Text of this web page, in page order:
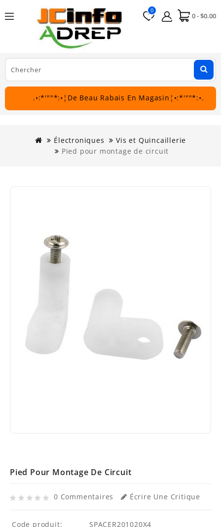
0 - $0.00
0
.•:*'""*:•¦De Beau Rabais En Magasin¦•:*'""*:•.
Électroniques
Vis et Quincaillerie
Pied pour montage de circuit
Pied Pour Montage De Circuit
0 Commentaires Écrire Une Critique
Code produit:
SPACER201020X4